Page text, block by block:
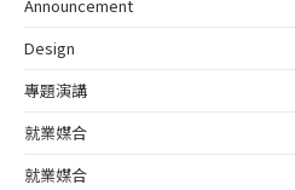
Announcement
Design
專題演講
就業媒合
就業媒合